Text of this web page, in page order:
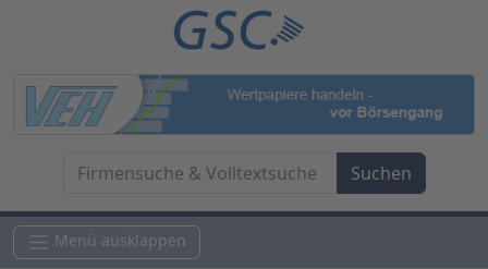
Menü ausklappen